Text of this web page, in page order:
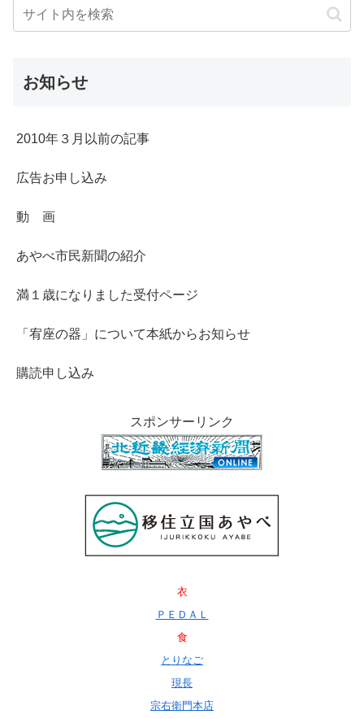
お知らせ
2010年３月以前の記事
広告お申し込み
動 画
あやべ市民新聞の紹介
満１歳になりました受付ページ
「宥座の器」について本紙からお知らせ
購読申し込み
スポンサーリンク
衣
ＰＥＤＡＬ
食
とりなご
現長
宗右衛門本店